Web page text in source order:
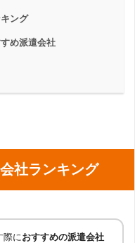
ング
め派遣会社
社ランキング
際に おすすめの派遣会社